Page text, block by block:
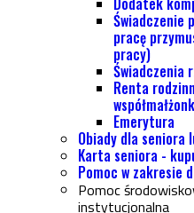
Świadczenie
pracę
pracy)
Świadczenia
Renta
Emerytura
Obiady dla seniora
Karta seniora -
Pomoc w zakresie
Pomoc
instytucjonalna